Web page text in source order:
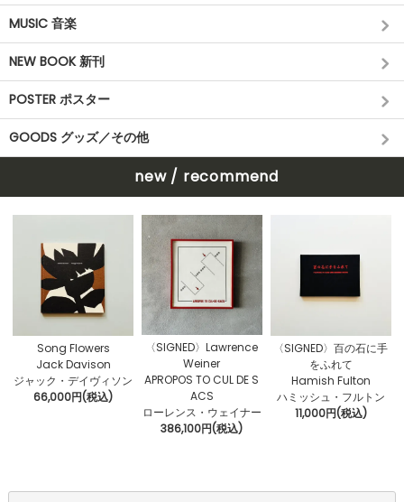
MUSIC 音楽
NEW BOOK 新刊
POSTER ポスター
GOODS グッズ／その他
new / recommend
Song Flowers
Jack Davison
ジャック・デイヴィソン
66,000円(税込)
〈SIGNED〉Lawrence
Weiner
APROPOS TO CUL DE S
ACS
ローレンス・ウェイナー
386,100円(税込)
〈SIGNED〉百の石に手
をふれて
Hamish Fulton
ハミッシュ・フルトン
11,000円(税込)